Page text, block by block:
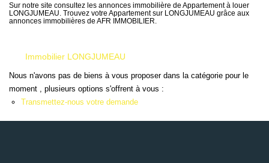
NOS AGENCES
AFR IMMOBILIER Carrières-Sur-Seine
AFR IMMOBILIER Chatou - Location | Gestion | Syndic
AFR IMMOBILIER Chatou - Transaction
Sur notre site consultez les annonces immobilière de Appartement à louer
LONGJUMEAU. Trouvez votre Appartement sur LONGJUMEAU grâce aux
annonces immobilières de AFR IMMOBILIER.
Immobilier LONGJUMEAU
Nous n'avons pas de biens à vous proposer dans la catégorie pour le
moment , plusieurs options s'offrent à vous :
Transmettez-nous votre demande